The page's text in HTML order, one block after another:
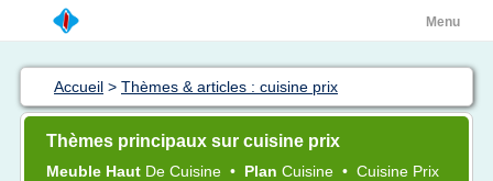
Menu
Accueil > Thèmes & articles : cuisine prix
Thèmes principaux sur cuisine prix
Meuble Haut De Cuisine • Plan Cuisine • Cuisine Prix